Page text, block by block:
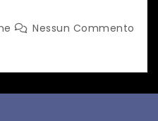
Nessun Commento